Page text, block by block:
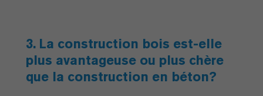
3. La construction bois est-elle
plus avantageuse ou plus chère
que la construction en béton?